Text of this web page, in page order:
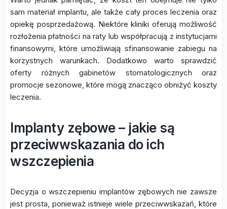
sam materiał implantu, ale także cały proces leczenia oraz
opiekę posprzedażową. Niektóre kliniki oferują możliwość
rozłożenia płatności na raty lub współpracują z instytucjami
finansowymi, które umożliwiają sfinansowanie zabiegu na
korzystnych warunkach. Dodatkowo warto sprawdzić
oferty różnych gabinetów stomatologicznych oraz
promocje sezonowe, które mogą znacząco obniżyć koszty
leczenia.
Implanty zębowe – jakie są
przeciwwskazania do ich
wszczepienia
Decyzja o wszczepieniu implantów zębowych nie zawsze
jest prosta, ponieważ istnieje wiele przeciwwskazań, które